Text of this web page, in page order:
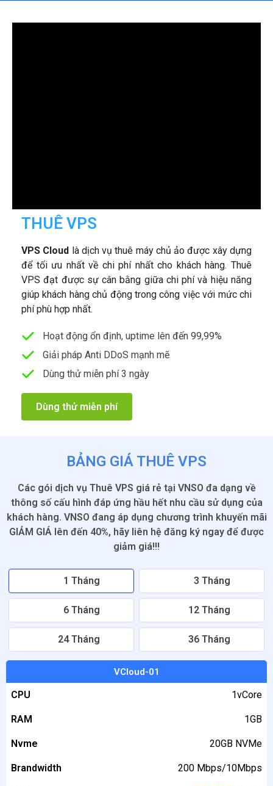
THUÊ VPS
VPS Cloud là dịch vụ thuê máy chủ ảo được xây dựng
để tối ưu nhất về chi phí nhất cho khách hàng. Thuê
VPS đạt được sự cân bằng giữa chi phí và hiệu năng
giúp khách hàng chủ động trong công việc với mức chi
phí phù hợp nhất.
Hoạt động ổn định, uptime lên đến 99,99%
Giải pháp Anti DDoS mạnh mẽ
Dùng thử miễn phí 3 ngày
Dùng thử miễn phí
BẢNG GIÁ THUÊ VPS
Các gói dịch vụ Thuê VPS giá rẻ tại VNSO đa dạng về
thông số cấu hình đáp ứng hầu hết nhu cầu sử dụng của
khách hàng. VNSO đang áp dụng chương trình khuyến mãi
GIẢM GIÁ lên đến 40%, hãy liên hệ đăng ký ngay để được
giảm giá!!!
1 Tháng 3 Tháng
6 Tháng 12 Tháng
24 Tháng 36 Tháng
DỊCH
VỤ
CPU
RAM
Nvme
VCloud-01
CPU 1vCore
RAM 1GB
Nvme 20GB NVMe
Brandwidth 200 Mbps/10Mbps